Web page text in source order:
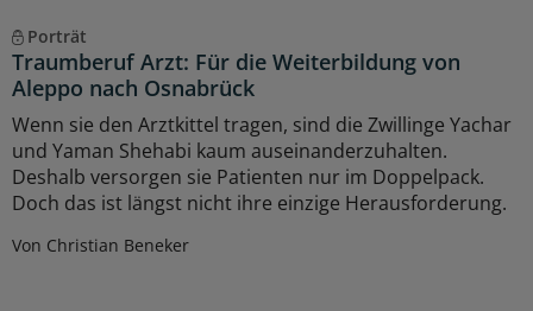
Porträt
Traumberuf Arzt: Für die Weiterbildung von
Aleppo nach Osnabrück
Wenn sie den Arztkittel tragen, sind die Zwillinge Yachar
und Yaman Shehabi kaum auseinanderzuhalten.
Deshalb versorgen sie Patienten nur im Doppelpack.
Doch das ist längst nicht ihre einzige Herausforderung.
Von Christian Beneker